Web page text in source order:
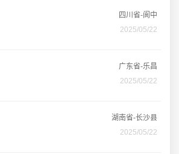
四川省-阆中
2025/05/22
广东省-乐昌
2025/05/22
湖南省-长沙县
2025/05/22